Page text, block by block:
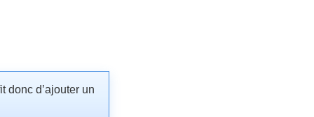
donc d’ajouter un